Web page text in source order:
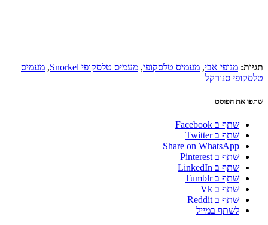
תגיות: מנופי אבי, מעמיס טלסקופי, מעמיס טלסקופי Snorkel , מעמיס
טלסקופי סנורקל
שתפו את הפוסט
שתף ב Facebook
שתף ב Twitter
Share on WhatsApp
שתף ב Pinterest
שתף ב LinkedIn
שתף ב Tumblr
שתף ב Vk
שתף ב Reddit
לשתף במייל